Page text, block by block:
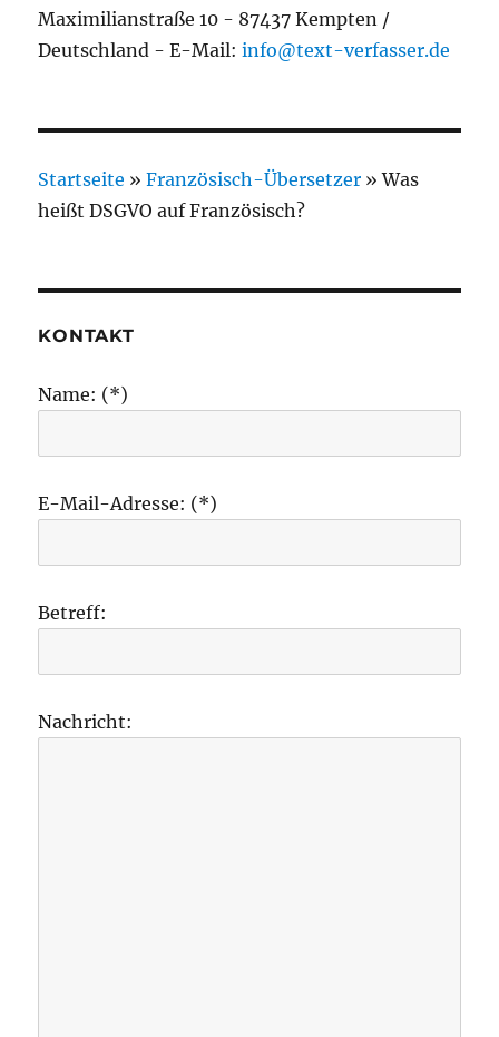
Maximilianstraße 10 - 87437 Kempten /
Deutschland - E-Mail:info@text-verfasser.de
Startseite »Französisch-Übersetzer »Was
heißt DSGVO auf Französisch?
KONTAKT
Name: (*)
E-Mail-Adresse: (*)
Betreff:
Nachricht: